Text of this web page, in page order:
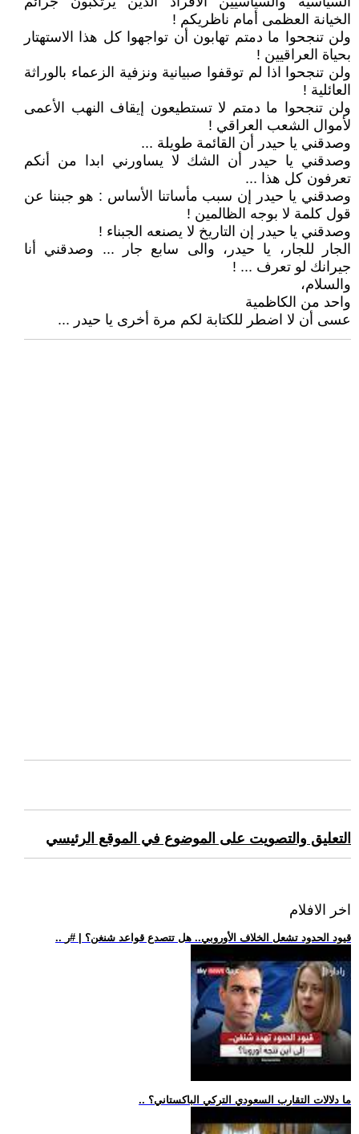
الخيانة العظمى أمام ناظريكم !
ولن تنجحوا ما دمتم تهابون أن تواجهوا كل هذا الاستهتار
بحياة العراقيين !
ولن تنجحوا اذا لم توقفوا صبيانية ونزفية الزعماء بالوراثة
العائلية !
ولن تنجحوا ما دمتم لا تستطيعون إيقاف النهب الأعمى
لأموال الشعب العراقي !
وصدقني يا حيدر أن القائمة طويلة ...
وصدقني يا حيدر أن الشك لا يساورني ابدا من أنكم
تعرفون كل هذا ...
وصدقني يا حيدر إن سبب مأساتنا الأساس : هو جبننا عن
قول كلمة لا بوجه الظالمين !
وصدقني يا حيدر إن التاريخ لا يصنعه الجبناء !
الجار للجار، يا حيدر، والى سابع جار ... وصدقني أنا
جيرانك لو تعرف ... !
والسلام،
واحد من الكاظمية
عسى أن لا اضطر للكتابة لكم مرة أخرى يا حيدر ...
التعليق والتصويت على الموضوع في الموقع الرئيسي
اخر الافلام
.. قيود الحدود تشعل الخلاف الأوروبي.. هل تتصدع قواعد شنغن؟ | #ر
.. ما دلالات التقارب السعودي التركي الباكستاني؟